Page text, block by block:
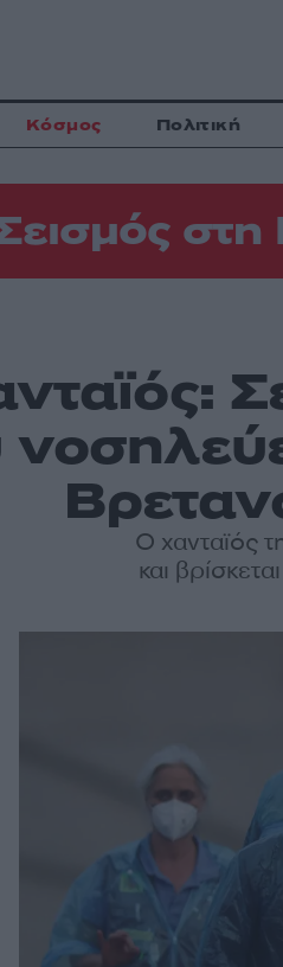
Κόσμος Πολιτική
Ο χανταϊός
και